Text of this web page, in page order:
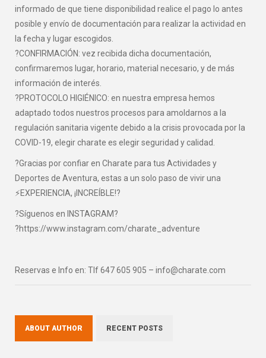
informado de que tiene disponibilidad realice el pago lo antes
posible y envío de documentación para realizar la actividad en
la fecha y lugar escogidos.
?CONFIRMACIÓN: vez recibida dicha documentación,
confirmaremos lugar, horario, material necesario, y de más
información de interés.
?PROTOCOLO HIGIÉNICO: en nuestra empresa hemos
adaptado todos nuestros procesos para amoldarnos a la
regulación sanitaria vigente debido a la crisis provocada por la
COVID-19, elegir charate es elegir seguridad y calidad.
?Gracias por confiar en Charate para tus Actividades y
Deportes de Aventura, estas a un solo paso de vivir una
⚡EXPERIENCIA, ¡INCREÍBLE!?
?Síguenos en INSTAGRAM?
?https://www.instagram.com/charate_adventure
Reservas e Info en: Tlf 647 605 905 – info@charate.com
ABOUT AUTHOR RECENT POSTS